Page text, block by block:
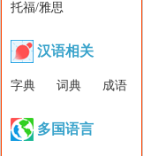
托福/雅思
汉语相关
字典 词典 成语
多国语言